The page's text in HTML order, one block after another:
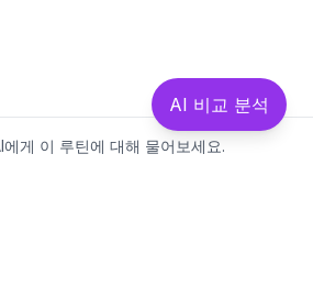
에게 이 루틴에 대해 물어보세요.
AI 비교 분석